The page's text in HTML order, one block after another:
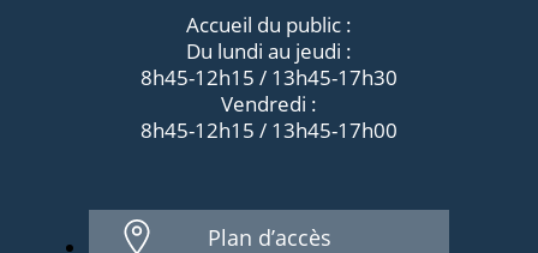
Accueil du public :
Du lundi au jeudi :
8h45-12h15 / 13h45-17h30
Vendredi :
8h45-12h15 / 13h45-17h00
Plan d’accès